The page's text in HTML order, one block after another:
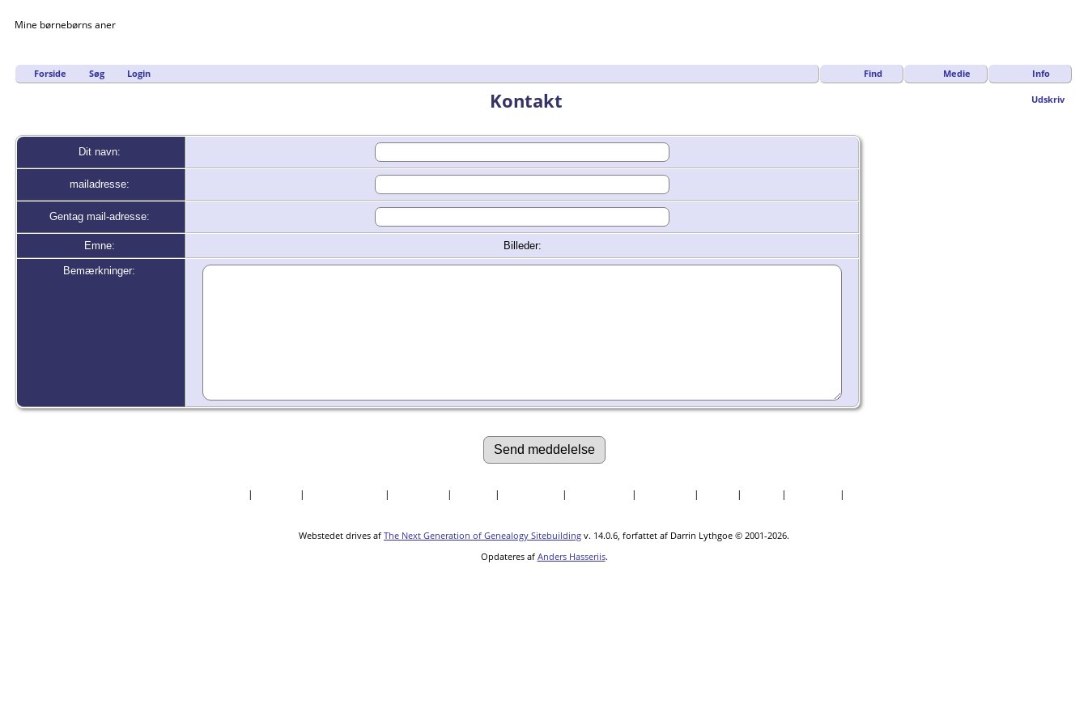
Mine børnebørns aner
Find Medie Info
Forside Søg Login
Udskriv
Kontakt
Dit navn:
mailadresse:
Gentag mail-adresse:
Emne: Billeder:
Bemærkninger:
| | | | | | | | | | |
Webstedet drives af The Next Generation of Genealogy Sitebuilding v. 14.0.6, forfattet af Darrin Lythgoe © 2001-2026.
Opdateres af Anders Hasseriis.